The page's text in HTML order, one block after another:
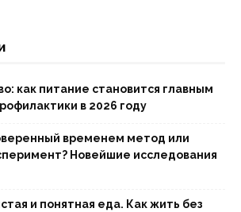
как питание становится главным
в 2026 году
временем метод или
Новейшие исследования
и понятная еда. Как жить без